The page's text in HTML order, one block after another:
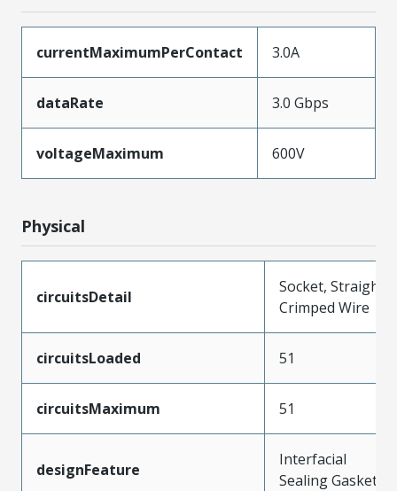
currentMaximumPerContact 3.0A
dataRate 3.0 Gbps
voltageMaximum 600V
Physical
circuitsDetail
Socket, Straight,
Crimped Wire
circuitsLoaded 51
circuitsMaximum 51
designFeature
Interfacial
Sealing Gasket